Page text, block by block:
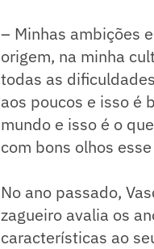
– Minhas ambições
origem, na minha
todas as
aos poucos e isso é
mundo e isso é o
com bons olhos
No ano passado,
zagueiro avalia os
características ao